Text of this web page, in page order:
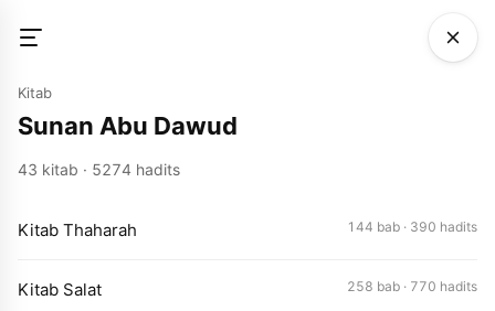
Kitab
Sunan Abu Dawud
43 kitab · 5274 hadits
Kitab Thaharah 144 bab · 390 hadits
Kitab Salat 258 bab · 770 hadits